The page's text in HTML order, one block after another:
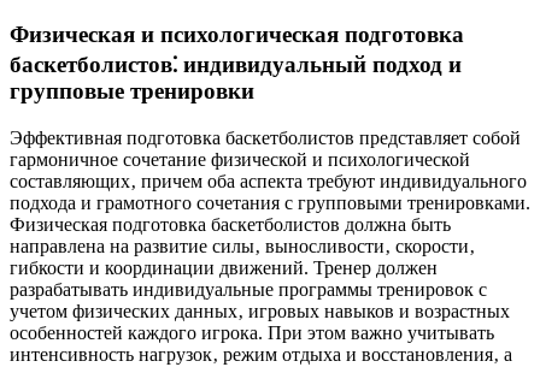
Физическая и психологическая подготовка
баскетболистов⁚ индивидуальный подход и
групповые тренировки
Эффективная подготовка баскетболистов представляет собой
гармоничное сочетание физической и психологической
составляющих‚ причем оба аспекта требуют индивидуального
подхода и грамотного сочетания с групповыми тренировками.
Физическая подготовка баскетболистов должна быть
направлена на развитие силы‚ выносливости‚ скорости‚
гибкости и координации движений. Тренер должен
разрабатывать индивидуальные программы тренировок с
учетом физических данных‚ игровых навыков и возрастных
особенностей каждого игрока. При этом важно учитывать
интенсивность нагрузок‚ режим отдыха и восстановления‚ а